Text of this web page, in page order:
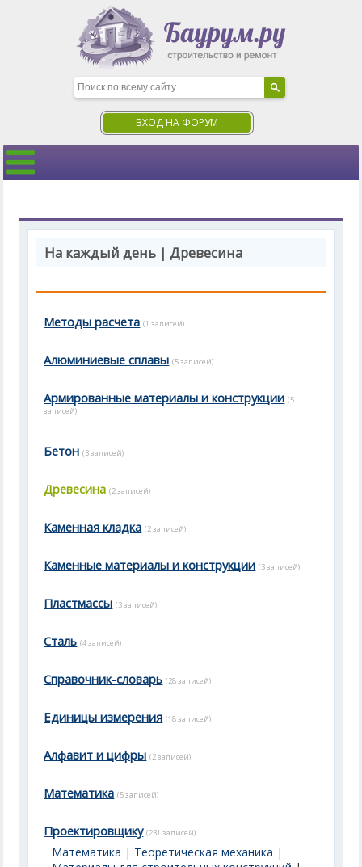
ВХОД НА ФОРУМ
На каждый день | Древесина
Методы расчета (1 записей)
Алюминиевые сплавы (5 записей)
Армированные материалы и конструкции (5
записей)
Бетон (3 записей)
Древесина (2 записей)
Каменная кладка (2 записей)
Каменные материалы и конструкции (3 записей)
Пластмассы (3 записей)
Cталь (4 записей)
Справочник-словарь (28 записей)
Единицы измерения (18 записей)
Алфавит и цифры (2 записей)
Математика (5 записей)
Проектировщику (231 записей)
Математика | Теоретическая механика |